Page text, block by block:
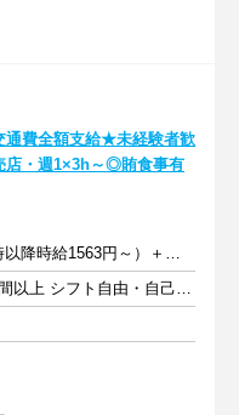
通費全額支給★未経験者歓
店・週1×3h～◎賄食事有
時給1250円～（22時以降時給1563円～）＋交通費全額支給
週1日以上 1日2.5時間以上 シフト自由・自己申告